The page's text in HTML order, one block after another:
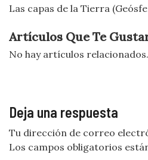
Las capas de la Tierra
Artículos Que Te
No hay artículos relacionados.
Deja una respuesta
Tu dirección de correo
Los campos obligatorios